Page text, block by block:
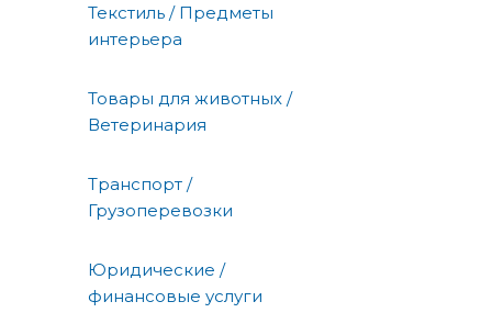
Текстиль / Предметы
интерьера
Товары для животных /
Ветеринария
Транспорт /
Грузоперевозки
Юридические /
финансовые услуги